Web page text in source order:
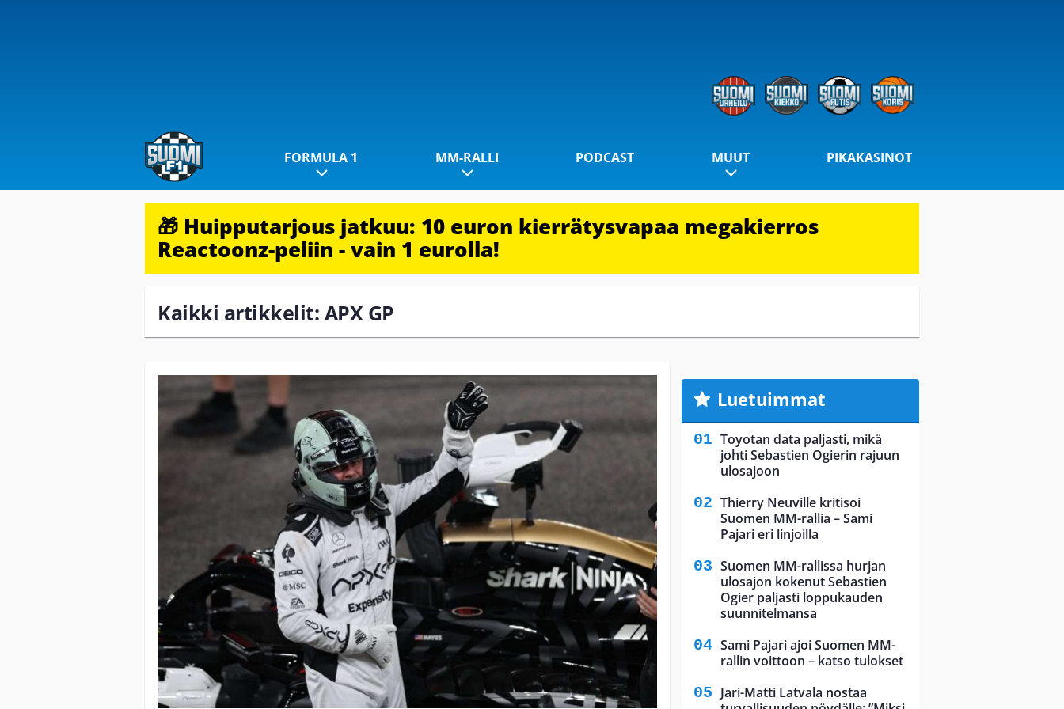
FORMULA 1 MM-RALLI PODCAST MUUT PIKAKASINOT
🎁 Huipputarjous jatkuu: 10 euron kierrätysvapaa megakierros
Reactoonz-peliin - vain 1 eurolla!
Kaikki artikkelit: APX GP
Luetuimmat
Toyotan data paljasti, mikä
johti Sebastien Ogierin rajuun
ulosajoon
Thierry Neuville kritisoi
Suomen MM-rallia – Sami
Pajari eri linjoilla
Suomen MM-rallissa hurjan
ulosajon kokenut Sebastien
Ogier paljasti loppukauden
suunnitelmansa
Sami Pajari ajoi Suomen MM-
rallin voittoon – katso tulokset
Jari-Matti Latvala nostaa